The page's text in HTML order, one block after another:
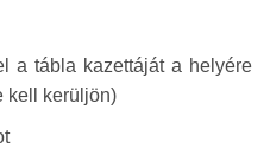
a tábla kazettáját a helyére
kell kerüljön)